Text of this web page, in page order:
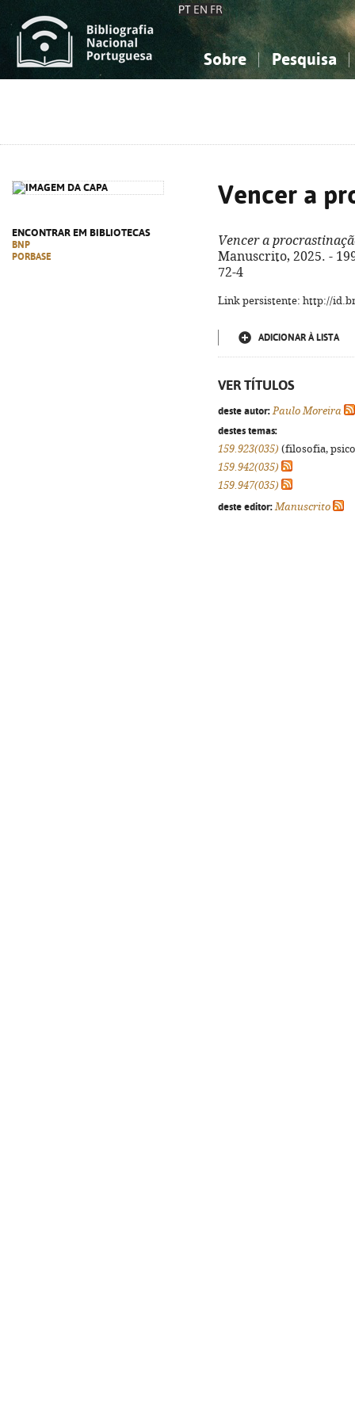
PT EN FR
Sobre Pesquisa
ENCONTRAR EM BIBLIOTECAS
BNP
PORBASE
Vencer a
Vencer a
Manuscrito, 2025. -
72-4
Link persistente: http://
ADICIONAR À LISTA
VER TÍTULOS
deste autor: Paulo Moreira
destes temas:
159.923(035) (filosofia,
159.942(035)
159.947(035)
deste editor: Manuscrito